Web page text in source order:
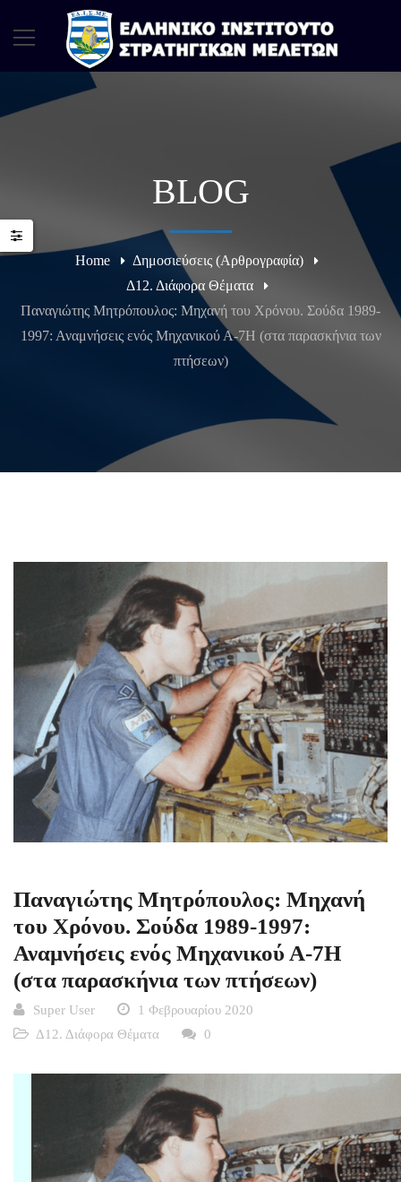
BLOG
Home
Δημοσιεύσεις (Αρθρογραφία)
Δ12. Διάφορα Θέματα
Παναγιώτης Μητρόπουλος: Μηχανή του Χρόνου. Σούδα 1989-
1997: Αναμνήσεις ενός Μηχανικού Α-7Η (στα παρασκήνια των
πτήσεων)
Παναγιώτης Μητρόπουλος: Μηχανή
του Χρόνου. Σούδα 1989-1997:
Αναμνήσεις ενός Μηχανικού Α-7Η
(στα παρασκήνια των πτήσεων)
Super User
1 Φεβρουαρίου 2020
Δ12. Διάφορα Θέματα
0